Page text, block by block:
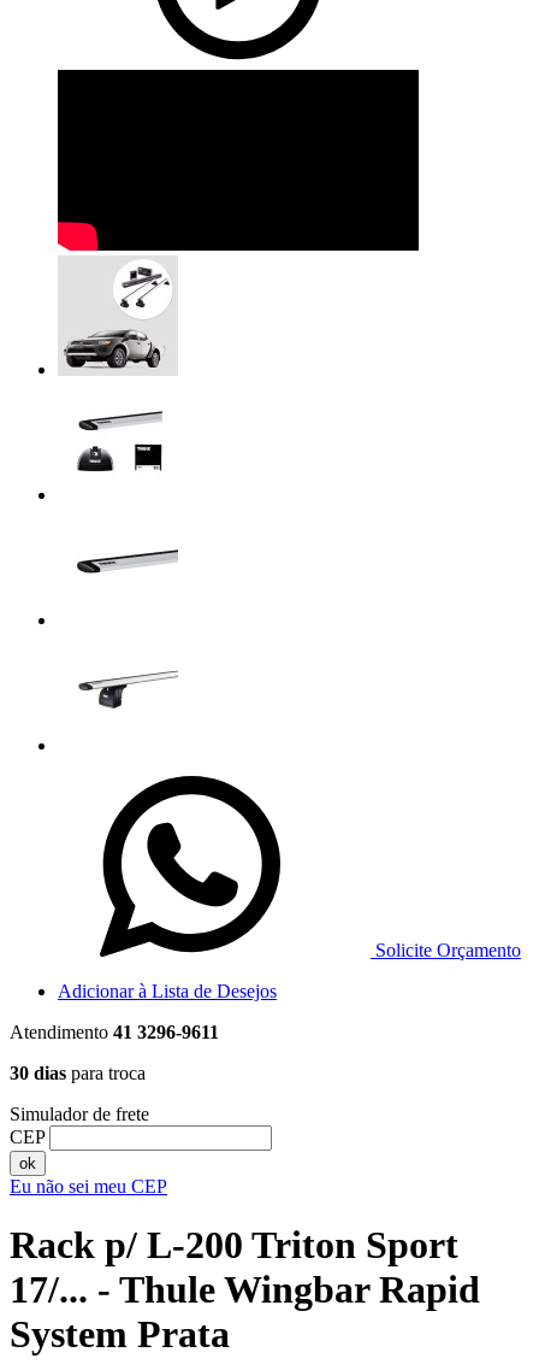
Solicite Orçamento
Adicionar à Lista de Desejos
Atendimento 41 3296-9611
30 dias para troca
Simulador de frete
CEP
ok
Eu não sei meu CEP
Rack p/ L-200 Triton Sport
17/... - Thule Wingbar Rapid
System Prata